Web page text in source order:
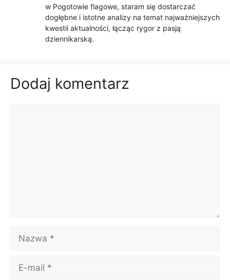
w Pogotowie flagowe, staram się dostarczać
dogłębne i istotne analizy na temat najważniejszych
kwestii aktualności, łącząc rygor z pasją
dziennikarską.
Dodaj komentarz
mail